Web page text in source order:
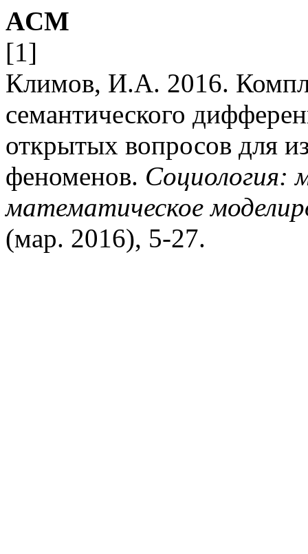
ACM
[1]
Климов, И.А. 2016.
семантического
открытых вопросов для
феноменов. Социология:
математическое
(мар. 2016), 5-27.